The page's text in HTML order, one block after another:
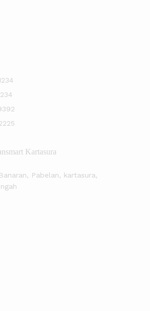
Kartasura
Pabelan, kartasura,